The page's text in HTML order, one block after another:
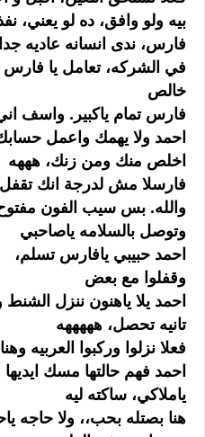
بيه ولو وافق، ده لو يعني،
فارس، ندى انسانه عاديه
في الشركه، تعامل يا
خالص
فارس تمام ياكبير. واسف
احمد ولا يهمك واعمل
اخلص منك ومن زنك، هههه
فارسلا مش لدرجة انك
والله. بس سيب الفون
وتوصل بالسلامه ياصاحبي
احمد حبيبي يافارس تسلم،
وقفلوا مع بعض
احمد يلا ياهنون ننزل
تانيه تحصل، هههههه
فعلا نزلوا وركبوا العربيه
احمد فهم حالتها مسك
ياملاكي، ساكته ليه
هنا بصتله بحب،، ولا حاجه